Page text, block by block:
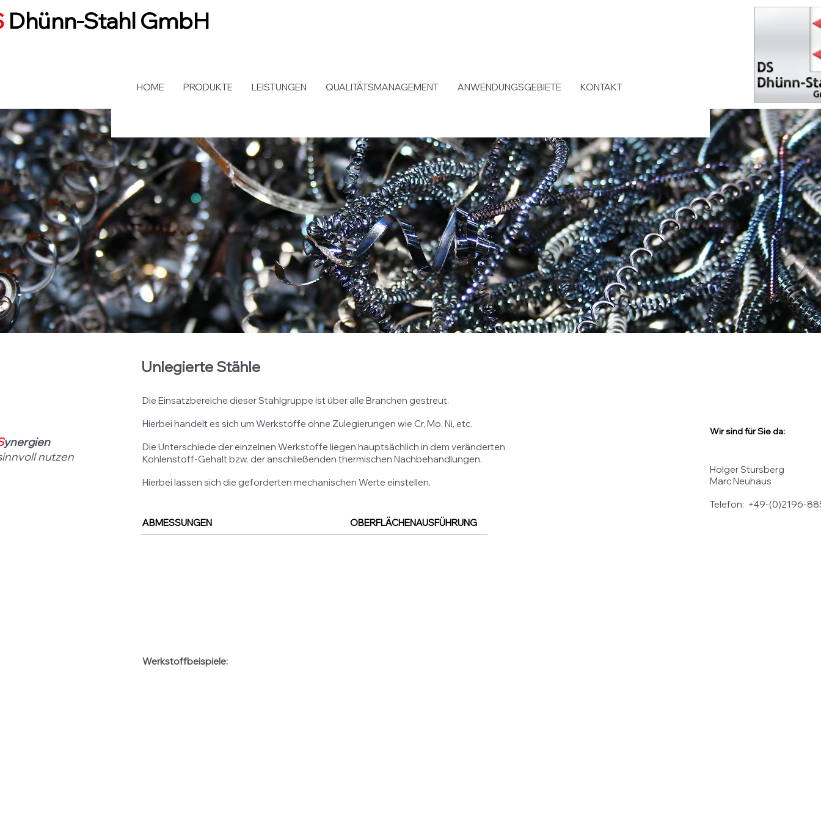
Dhünn-Stahl GmbH
HOME PRODUKTE LEISTUNGEN QUALITÄTSMANAGEMENT ANWENDUNGSGEBIETE KONTAKT
Unlegierte Stähle
Die Einsatzbereiche dieser Stahlgruppe ist über alle Branchen gestreut.
Hierbei handelt es sich um Werkstoffe ohne Zulegierungen wie Cr, Mo, Ni, etc.
Die Unterschiede der einzelnen Werkstoffe liegen hauptsächlich in dem veränderten
Kohlenstoff-Gehalt bzw. der anschließenden thermischen Nachbehandlungen.
Hierbei lassen sich die geforderten mechanischen Werte einstellen.
ABMESSUNGEN OBERFLÄCHENAUSFÜHRUNG
Werkstoffbeispiele:
ynergien
nutzen
Wir sind für Sie da:
Holger Stursberg
Marc Neuhaus
Telefon: +49-(0)2196-